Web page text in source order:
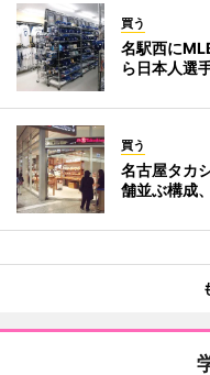
買う
名駅西に
ら日本人選
買う
名古屋タカ
舗並ぶ構成